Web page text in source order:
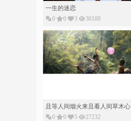
一生的迷恋
0
0 3 30188
且等人间烟火来且看人间草木心
0
0 5 27232